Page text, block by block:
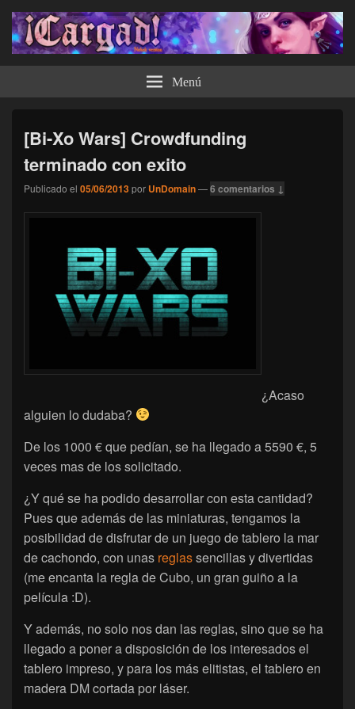
¡Cargad! Menú
[Bi-Xo Wars] Crowdfunding
terminado con exito
Publicado el 05/06/2013por UnDomain—6 comentarios ↓
¿Acaso
alguien lo dudaba?
De los 1000 € que pedían, se ha llegado a 5590 €, 5
veces mas de los solicitado.
¿Y qué se ha podido desarrollar con esta cantidad?
Pues que además de las miniaturas, tengamos la
posibilidad de disfrutar de un juego de tablero la mar
de cachondo, con unas reglassencillas y divertidas
(me encanta la regla de Cubo, un gran guiño a la
película :D).
Y además, no solo nos dan las reglas, sino que se ha
llegado a poner a disposición de los interesados el
tablero impreso, y para los más elitistas, el tablero en
madera DM cortada por láser.